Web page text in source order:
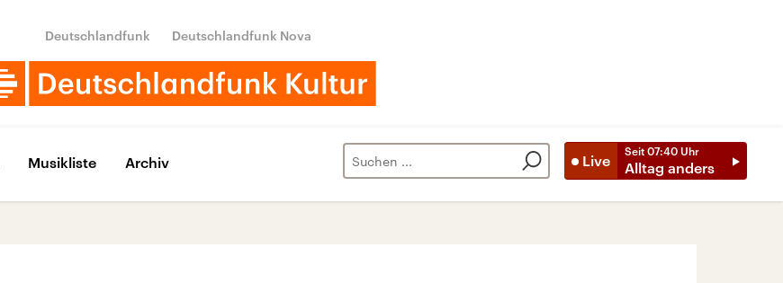
Deutschlandfunk Deutschlandfunk Nova
Live
Seit 07:40 Uhr
Alltag anders
Musikliste Archiv